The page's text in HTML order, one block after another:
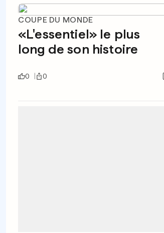
COUPE DU MONDE
«L'essentiel» le plus
long de son histoire
0 0